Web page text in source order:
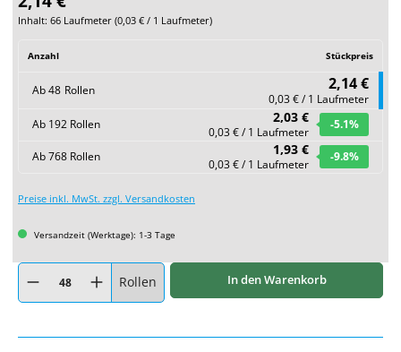
Inhalt: 66 Laufmeter (0,03 € / 1 Laufmeter)
Anzahl Stückpreis
Ab48 Rollen 2,14 €
0,03 € / 1 Laufmeter
Ab 192 Rollen 2,03 €
0,03 € / 1 Laufmeter
-5.1%
Ab768 Rollen 1,93 €
0,03 € / 1 Laufmeter
-9.8%
Preise inkl. MwSt. zzgl. Versandkosten
Versandzeit (Werktage): 1-3 Tage
Produkt Anzahl: Gib den gewünschten Wert ein oder benutze die Schaltflächen
Rollen In den Warenkorb